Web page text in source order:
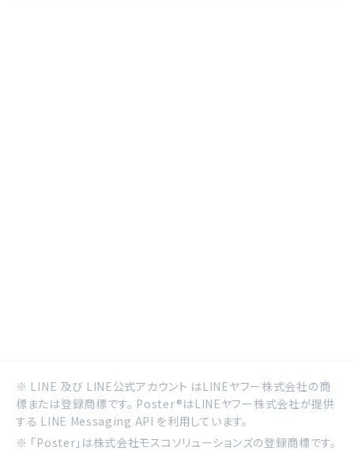
※ LINE 及び LINE公式アカウント はLINEヤフー株式会社の商
標または登録商標です。 Poster®はLINEヤフー株式会社が提供
する LINE Messaging API を利用しています。
※ 「Poster」は株式会社モスコソリューションズの登録商標です。